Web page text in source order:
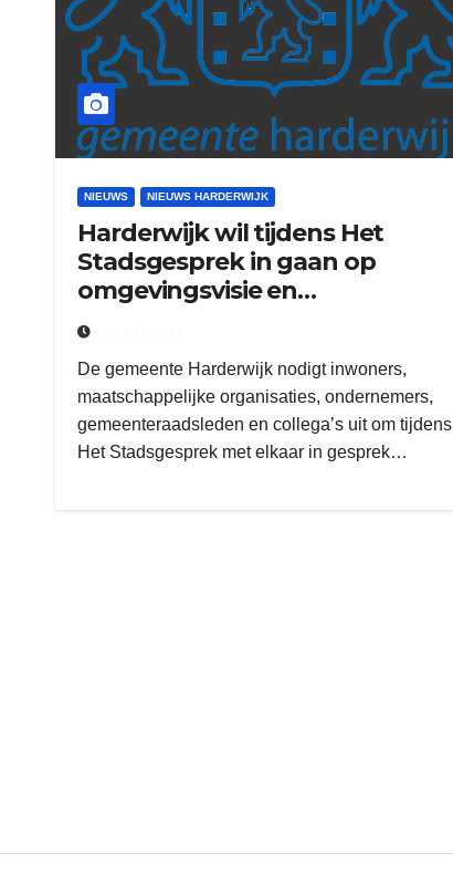
NIEUWS NIEUWS HARDERWIJK
Harderwijk wil tijdens Het
Stadsgesprek in gaan op
omgevingsvisie en
omgevingsplan
De gemeente Harderwijk nodigt inwoners,
maatschappelijke organisaties, ondernemers,
gemeenteraadsleden en collega’s uit om tijdens
Het Stadsgesprek met elkaar in gesprek…